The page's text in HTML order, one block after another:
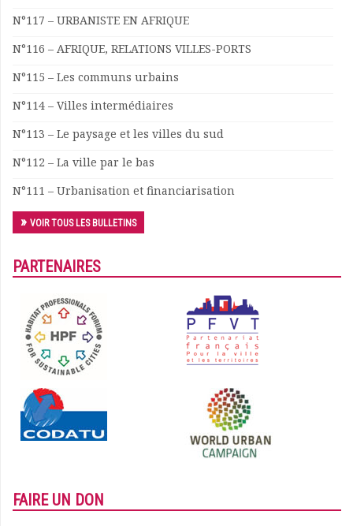
Dîners débats
Concours vidéo
Matinales
Publications et rapports
Annuaire
Offres d’emploi
Forum
Nous contacter
N°117 – URBANISTE EN AFRIQUE
N°116 – AFRIQUE, RELATIONS VILLES-PORTS
N°115 – Les communs urbains
N°114 – Villes intermédiaires
N°113 – Le paysage et les villes du sud
N°112 – La ville par le bas
N°111 – Urbanisation et financiarisation
VOIR TOUS LES BULLETINS
PARTENAIRES
FAIRE UN DON